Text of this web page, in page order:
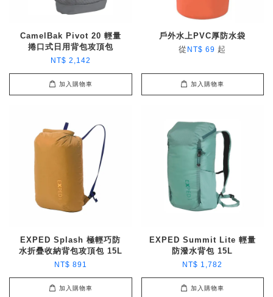
CamelBak Pivot 20 輕量
捲口式日用背包攻頂包
NT$ 2,142
加入購物車
戶外水上PVC厚防水袋
從 NT$ 69 起
加入購物車
EXPED Splash 極輕巧防
水折疊收納背包攻頂包 15L
NT$ 891
加入購物車
EXPED Summit Lite 輕量
防潑水背包 15L
NT$ 1,782
加入購物車